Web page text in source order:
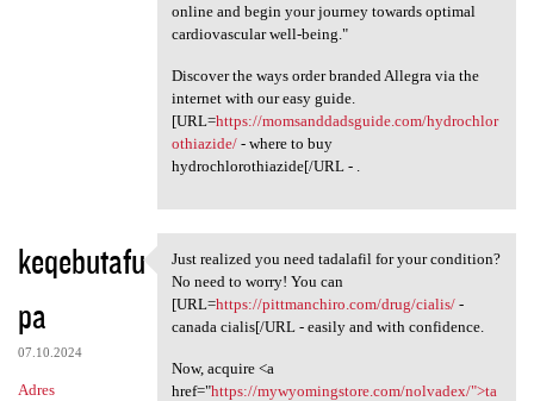
online and begin your journey towards optimal
cardiovascular well-being."
Discover the ways order branded Allegra via the
internet with our easy guide.
[URL=https://momsanddadsguide.com/hydrochlor
othiazide/- where to buy
hydrochlorothiazide[/URL - .
keqebutafu
pa
07.10.2024
Adres
Just realized you need
Just realized you need tadalafil for your condition?
No need to worry! You can
[URL=https://pittmanchiro.com/drug/cialis/-
canada cialis[/URL - easily and with confidence.
Now, acquire <a
href="https://mywyomingstore.com/nolvadex/">ta